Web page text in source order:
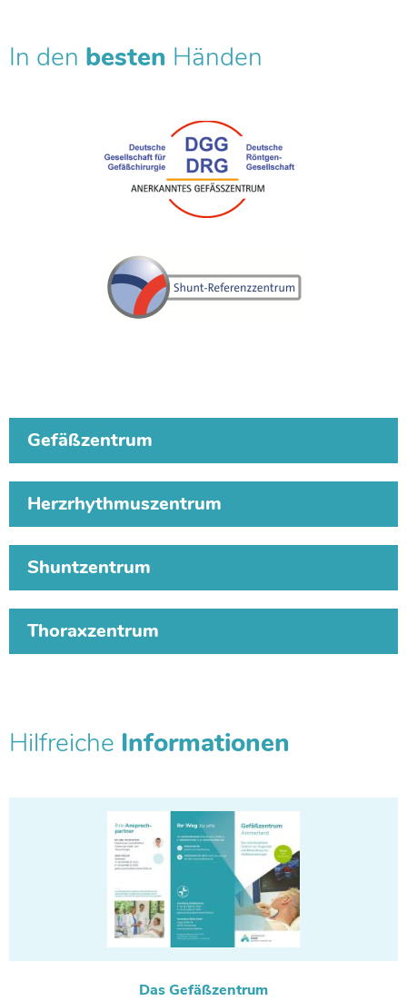
In den besten Händen
Gefäßzentrum
Herzrhythmuszentrum
Shuntzentrum
Thoraxzentrum
Hilfreiche Informationen
Das Gefäßzentrum